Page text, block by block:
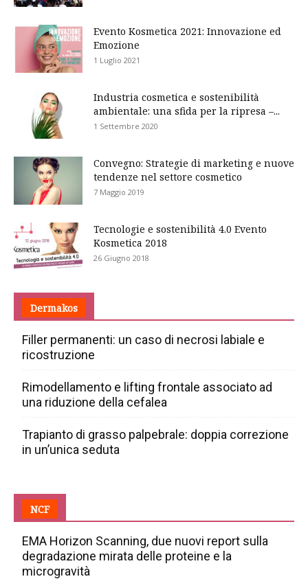
Evento Kosmetica 2021: Innovazione ed
Emozione
1 Luglio 2021
Industria cosmetica e sostenibilità
ambientale: una sfida per la ripresa –...
1 Settembre 2020
Convegno: Strategie di marketing e nuove
tendenze nel settore cosmetico
7 Maggio 2019
Tecnologie e sostenibilità 4.0 Evento
Kosmetica 2018
26 Giugno 2018
Dermakos
Filler permanenti: un caso di necrosi labiale e
ricostruzione
Rimodellamento e lifting frontale associato ad
una riduzione della cefalea
Trapianto di grasso palpebrale: doppia correzione
in un’unica seduta
NCF
EMA Horizon Scanning, due nuovi report sulla
degradazione mirata delle proteine e la
microgravità